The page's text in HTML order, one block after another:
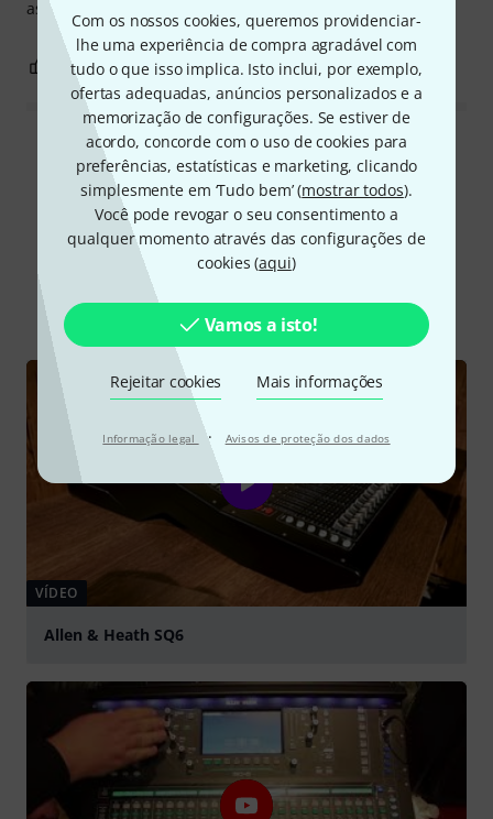
Com os nossos cookies, queremos providenciar-
lhe uma experiência de compra agradável com
tudo o que isso implica. Isto inclui, por exemplo,
ofertas adequadas, anúncios personalizados e a
memorização de configurações. Se estiver de
acordo, concorde com o uso de cookies para
preferências, estatísticas e marketing, clicando
simplesmente em ‘Tudo bem’ (mostrar todos).
Você pode revogar o seu consentimento a
qualquer momento através das configurações de
cookies (aqui)
Vamos a isto!
Rejeitar cookies Mais informações
Informação legal · Avisos de proteção dos dados
assunto na rede.
3 REPORTAR A CRÍTICA
Ler todas as reviews
Sabia?
Todos vídeos Guia Online Downloads
VÍDEO
Allen & Heath SQ6